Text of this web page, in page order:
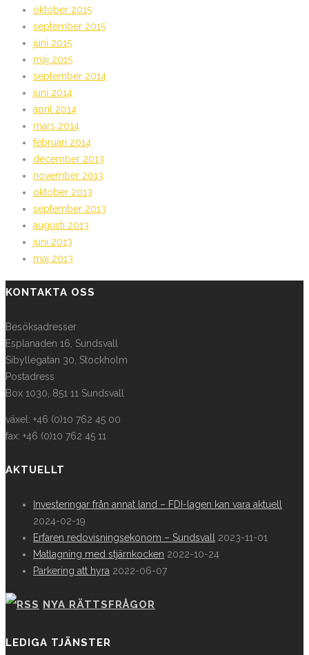
oktober 2015
september 2015
juni 2015
maj 2015
september 2014
juni 2014
april 2014
mars 2014
februari 2014
december 2013
november 2013
oktober 2013
september 2013
augusti 2013
juni 2013
maj 2013
KONTAKTA OSS
Besöksadresser
Esplanaden 16, Sundsvall
Sibyllegatan 30, Stockholm
Postadress
Box 1030, 851 11 Sundsvall
växel: +46 (0)10 762 45 00
fax: +46 (0)10 762 45 11
AKTUELLT
Investeringar från annat land – FDI-lagen kan vara aktuell
2024-02-19
Erfaren redovisningsekonom – Sundsvall
2023-11-01
Matlagning med stjärnkocken 2022-10-24
Parkering att hyra 2022-06-07
NYA RÄTTSFRÅGOR
LEDIGA TJÄNSTER